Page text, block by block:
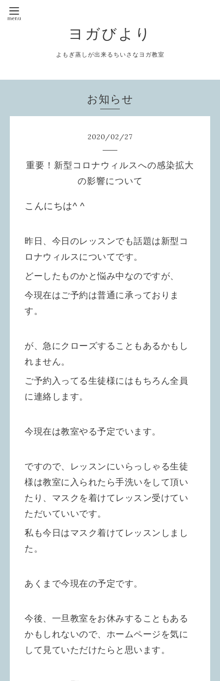
ヨガびより
よもぎ蒸しが出来るちいさなヨガ教室
お知らせ
2020/02/27
重要！新型コロナウィルスへの感染拡大
の影響について
こんにちは^ ^
昨日、今日のレッスンでも話題は新型コ
ロナウィルスについてです。
どーしたものかと悩み中なのですが、
今現在はご予約は普通に承っておりま
す。
が、急にクローズすることもあるかもし
れません。
ご予約入ってる生徒様にはもちろん全員
に連絡します。
今現在は教室やる予定でいます。
ですので、レッスンにいらっしゃる生徒
様は教室に入られたら手洗いをして頂い
たり、マスクを着けてレッスン受けてい
ただいていいです。
私も今日はマスク着けてレッスンしまし
た。
あくまで今現在の予定です。
今後、一旦教室をお休みすることもある
かもしれないので、ホームページを気に
して見ていただけたらと思います。